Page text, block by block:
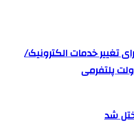
تغییر خدمات الکترونیک/
پلتفرمی
شد